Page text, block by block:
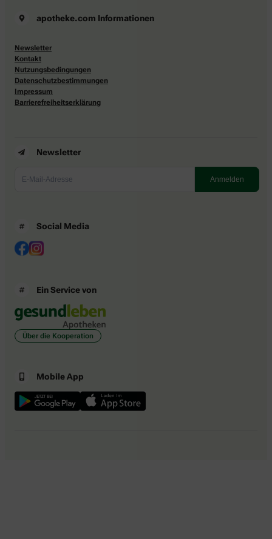
apotheke.com Informationen
Newsletter
Kontakt
Nutzungsbedingungen
Datenschutzbestimmungen
Impressum
Barrierefreiheitserklärung
Newsletter
Social Media
Ein Service von
Über die Kooperation
Mobile App